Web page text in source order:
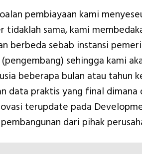
pembiayaan kami
tidaklah sama, kami
berbeda sebab instansi
sehingga kami
beberapa bulan atau tahun
data praktis yang final
terupdate pada
dari pihak